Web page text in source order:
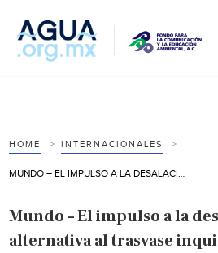
HOME INTERNACIONALES
Mundo – El impulso a la
alternativa al trasvase